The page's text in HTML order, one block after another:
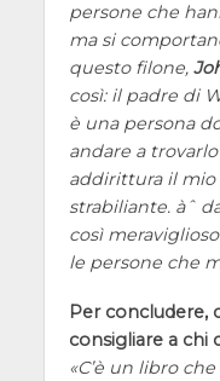
persone che
ma si
questo filone,
così: il padre di
è una persona
andare a
addirittura il mio
strabiliante. àˆ
così
le persone che
Per concludere,
consigliare a chi
C’è un libro